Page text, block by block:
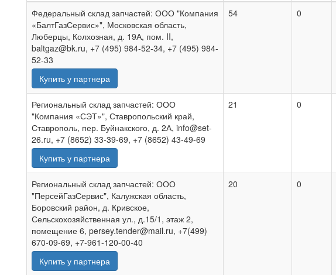
Федеральный склад запчастей: ООО "Компания
«БалтГазСервис»", Московская область,
Люберцы, Колхозная, д. 19А, пом. II,
baltgaz@bk.ru, +7 (495) 984-52-34, +7 (495) 984-
52-33
Купить у партнера
54 0
Региональный склад запчастей: ООО
"Компания «СЭТ»", Ставропольский край,
Ставрополь, пер. Буйнакского, д. 2А, info@set-
26.ru, +7 (8652) 33-39-69, +7 (8652) 43-49-69
Купить у партнера
21 0
Региональный склад запчастей: ООО
"ПерсейГазСервис", Калужская область,
Боровский район, д. Кривское,
Сельскохозяйственная ул., д.15/1, этаж 2,
помещение 6, persey.tender@mail.ru, +7(499)
670-09-69, +7-961-120-00-40
Купить у партнера
20 0